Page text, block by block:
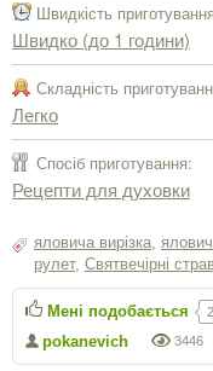
Швидкість
Швидко (до 1 години)
Складність
Легко
Спосіб приготування:
Рецепти для духовки
яловича вирізка,
рулет, Святвечірні
3446
pokanevich
Мені подобається 2